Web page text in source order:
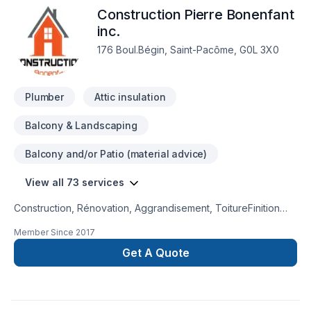
sanitaire. -Réparation ou installation de pompe à jet,
submersible ainsi que le réservoir et traitement des eaux.-
Réparation de fuite en tout genre.-Débouchage de vos
appareils ainsi que du drainage.N'hésitez pas à communiquer
avec nous pour toutes questions!
Construction Pierre Bonenfant
inc.
176 Boul.Bégin, Saint-Pacôme, G0L 3X0
Plumber Attic insulation
Balcony & Landscaping
Balcony and/or Patio (material advice)
View all 73 services
Construction, Rénovation, Aggrandisement, ToitureFinition
de différents manufacturiersRésidentielle et Commerciale
Member Since 2017
Get A Quote